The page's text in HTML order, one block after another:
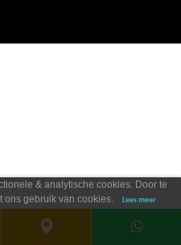
& analytische cookies. Door te
ons gebruik van cookies.
Lees meer